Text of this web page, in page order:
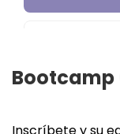
Inscríbete y su